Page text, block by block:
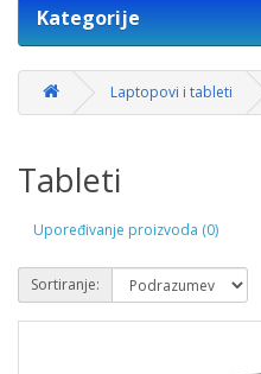
Kategorije
Laptopovi i tableti
Tableti
Upoređivanje proizvoda (0)
Sortiranje: